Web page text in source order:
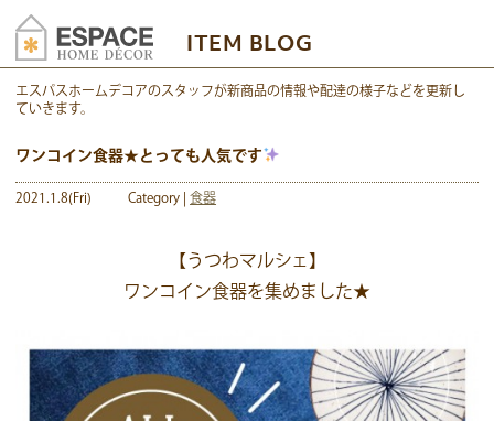
ITEM BLOG
エスパスホームデコアのスタッフが新商品の情報や配達の様子などを更新し
ていきます。
ワンコイン食器★とっても人気です
2021.1.8(Fri) Category |食器
【うつわマルシェ】
ワンコイン食器を集めました★